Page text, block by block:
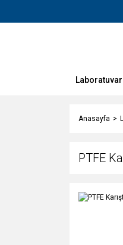
Anasayfa
PTFE